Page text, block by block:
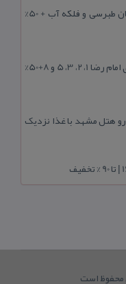
لیست هتل آپارتمان های مشهد در هتل خیابان طبرسی و فلکه آب + 50%
رزرو هتل در خیابان امام رضا مشهد | هتل‌ های امام رضا 1، 2، 3، 5 و 8+50%
هتل مشهد با غذا نزدیک